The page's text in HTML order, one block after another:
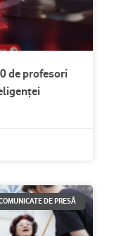
de profesori
DE PRESĂ